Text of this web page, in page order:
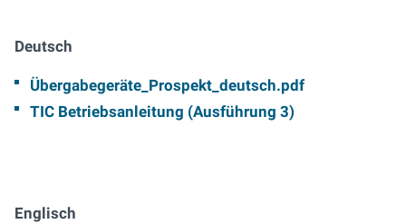
Deutsch
Übergabegeräte_Prospekt_deutsch.pdf
TIC Betriebsanleitung (Ausführung 3)
Englisch